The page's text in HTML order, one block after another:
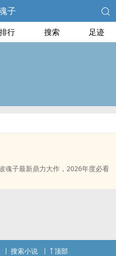
子
排行 搜索 足迹
魂子最新鼎力大作，2026年度必看
搜索小说 顶部